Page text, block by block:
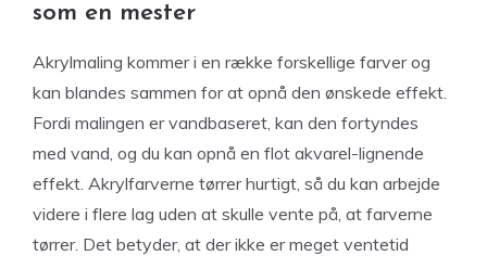
som en mester
Akrylmaling kommer i en række forskellige farver og
kan blandes sammen for at opnå den ønskede effekt.
Fordi malingen er vandbaseret, kan den fortyndes
med vand, og du kan opnå en flot akvarel-lignende
effekt. Akrylfarverne tørrer hurtigt, så du kan arbejde
videre i flere lag uden at skulle vente på, at farverne
tørrer. Det betyder, at der ikke er meget ventetid